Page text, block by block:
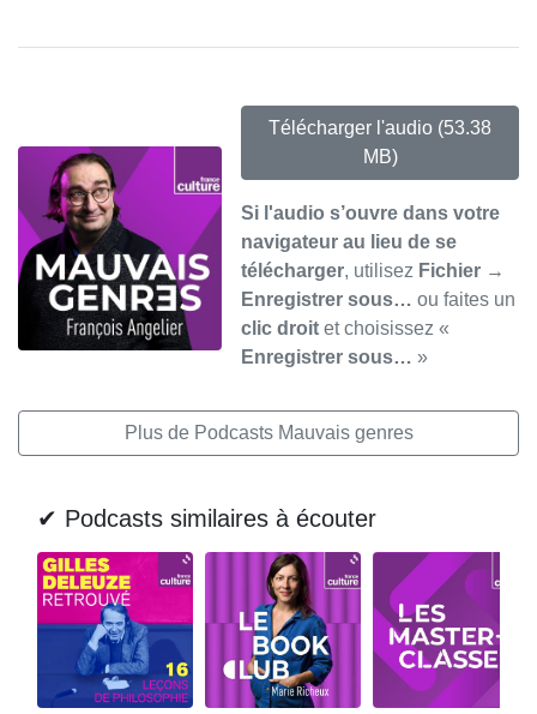
Télécharger l'audio (53.38
MB)
Si l'audio s’ouvre dans votre
navigateur au lieu de se
télécharger, utilisez Fichier →
Enregistrer sous… ou faites un
clic droit et choisissez «
Enregistrer sous… »
Plus de Podcasts Mauvais genres
✔ Podcasts similaires à écouter